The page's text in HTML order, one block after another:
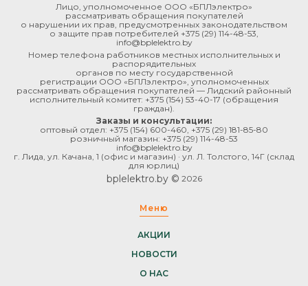
Лицо, уполномоченное ООО «БПЛэлектро»
рассматривать обращения покупателей
о нарушении их прав, предусмотренных законодательством
о защите прав потребителей +375 (29) 114-48-53
info@bplelektro.by
Номер телефона работников местных исполнительных и
распорядительных
органов по месту государственной
регистрации ООО «БПЛэлектро», уполномоченных
рассматривать обращения покупателей — Лидский районный
исполнительный комитет: +375 (154) 53-40-17 (обращения
граждан).
Заказы и консультации:
оптовый отдел: +375 (154) 600-460 +375 (29) 181-85-80
розничный магазин: +375 (29) 114-48-53
info@bplelektro.by
г. Лида, ул. Качана, 1 (офис и магазин) · ул. Л. Толстого, 14Г (склад
для юрлиц)
bplelektro.by © 2026
Меню
АКЦИИ
НОВОСТИ
О НАС